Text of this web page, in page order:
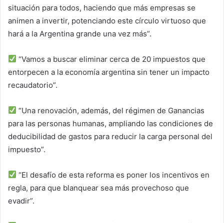
situación para todos, haciendo que más empresas se
animen a invertir, potenciando este círculo virtuoso que
hará a la Argentina grande una vez más”.
“Vamos a buscar eliminar cerca de 20 impuestos que
entorpecen a la economía argentina sin tener un impacto
recaudatorio”.
“Una renovación, además, del régimen de Ganancias
para las personas humanas, ampliando las condiciones de
deducibilidad de gastos para reducir la carga personal del
impuesto”.
“El desafío de esta reforma es poner los incentivos en
regla, para que blanquear sea más provechoso que
evadir”.